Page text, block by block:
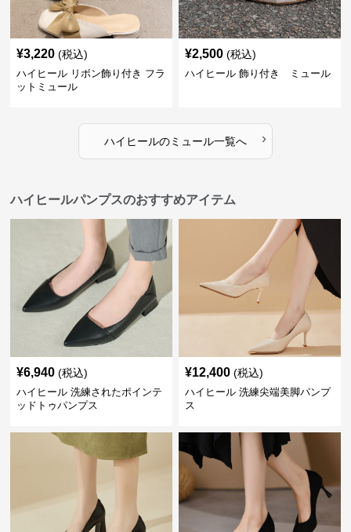
¥3,220 (税込)
ハイヒール リボン飾り付き フラ
ットミュール
¥2,500 (税込)
ハイヒール 飾り付き ミュール
ハイヒールのミュール一覧へ ›
ハイヒールパンプスのおすすめアイテム
¥6,940 (税込)
ハイヒール 洗練されたポインテ
ッドトゥパンプス
¥12,400 (税込)
ハイヒール 洗練尖端美脚パンプ
ス